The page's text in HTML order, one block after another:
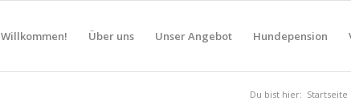
Willkommen! Über uns Unser Angebot Hundepension
Du bist hier: Startseite